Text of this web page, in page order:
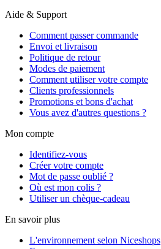
Aide & Support
Comment passer commande
Envoi et livraison
Politique de retour
Modes de paiement
Comment utiliser votre compte
Clients professionnels
Promotions et bons d'achat
Vous avez d'autres questions ?
Mon compte
Identifiez-vous
Créer votre compte
Mot de passe oublié ?
Où est mon colis ?
Utiliser un chèque-cadeau
En savoir plus
L'environnement selon Niceshops